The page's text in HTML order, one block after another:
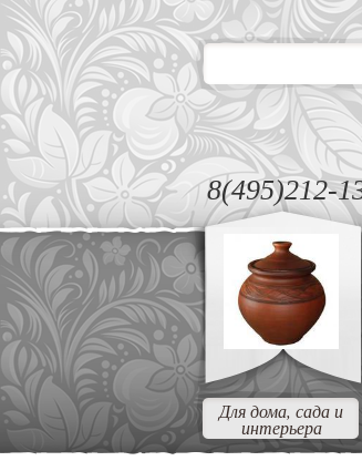
8(495)212-
Для дома, сада и
интерьера